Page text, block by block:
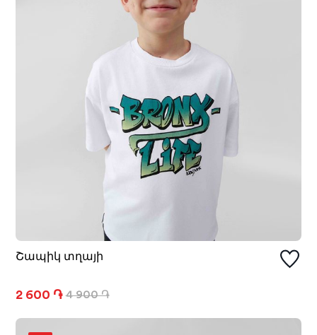
Շապիկ տղայի
2 600 ֏ 4 900 ֏